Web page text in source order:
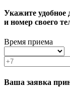
Жуковский
Зарайск
Зеленоград
Ивантеевка
Истра
Кашира
Клин
Укажите удобное
и номер своего
Время приема
Ваша заявка